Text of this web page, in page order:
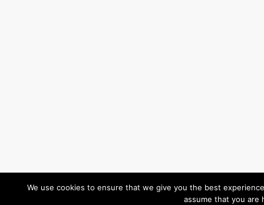
We use cookies to ensure that we give you the best
assume that you are